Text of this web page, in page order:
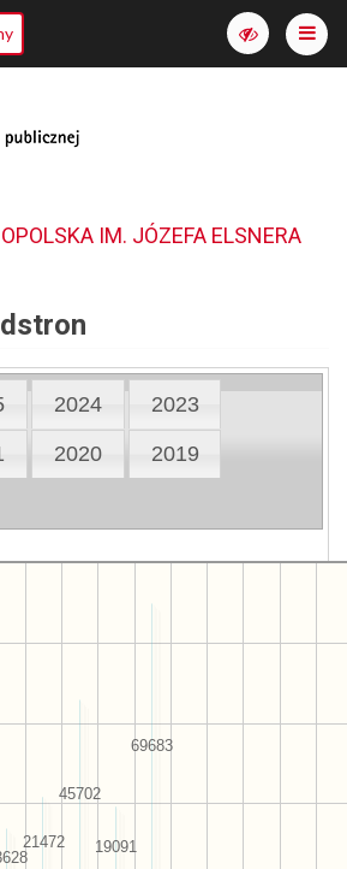
Włącz
wersję
IM. JÓZEFA ELSNERA
2024 2023
2020 2019
69683
19091
45702
21472